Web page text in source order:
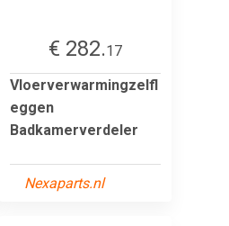
€ 282.17
Vloerverwarmingzelfl
eggen
Badkamerverdeler
Nexaparts.nl